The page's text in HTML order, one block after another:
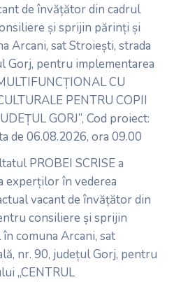
de învățător din cadrul
și sprijin părinți și
Arcani, sat Stroiești, strada
Gorj, pentru implementarea
CU
PENTRU COPII
GORJ”, Cod proiect:
de 06.08.2026, ora 09.00
PROBEI SCRISE a
experților în vederea
vacant de învățător din
consiliere și sprijin
comuna Arcani, sat
nr. 90, județul Gorj, pentru
„CENTRUL